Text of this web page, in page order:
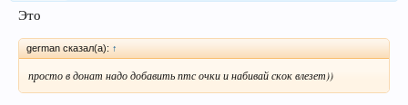
Это
german сказал(а): ↑
просто в донат надо добавить птс очки и набивай скок влезет))